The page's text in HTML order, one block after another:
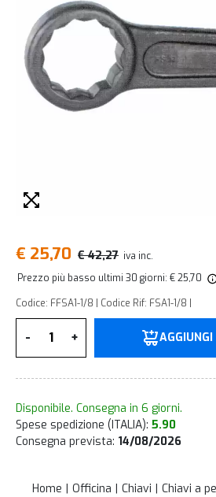
€ 25,70 € 42,27 iva inc.
Prezzo più basso ultimi 30 giorni: € 25,70
Codice: FFSA1-1/8 | Codice Rif: FSA1-1/8 |
- +
Disponibile. Consegna in 6 giorni.
Spese spedizione (ITALIA): 5.90
Consegna prevista: 14/08/2026
Home Officina Chiavi Chiavi a